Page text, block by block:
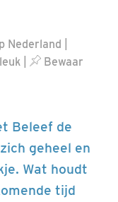
|
Bewaar
Beleef de
geheel en
Wat houdt
tijd